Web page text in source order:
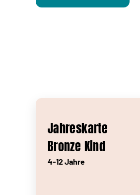
Jahreskarte
Bronze Kind
4-12 Jahre